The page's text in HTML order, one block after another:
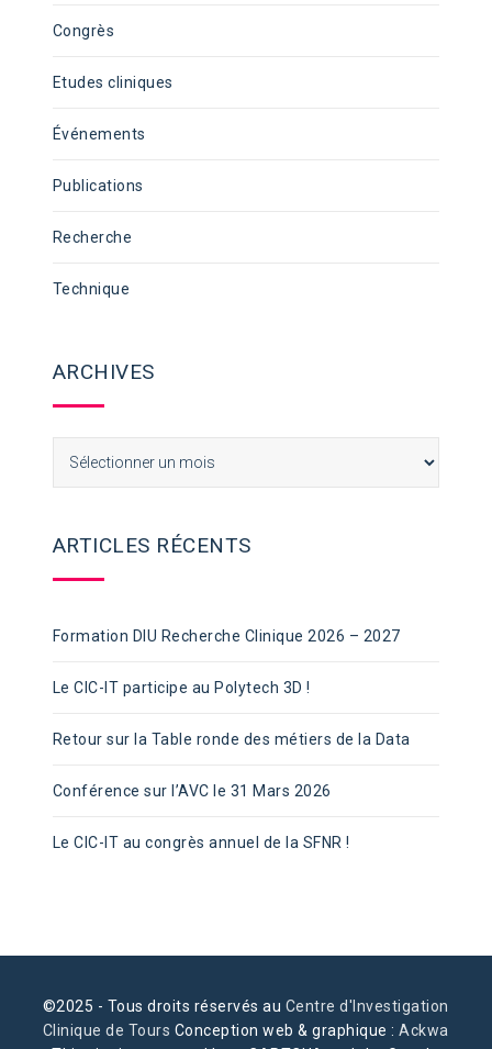
Congrès
Etudes cliniques
Événements
Publications
Recherche
Technique
ARCHIVES
ARTICLES RÉCENTS
Formation DIU Recherche Clinique 2026 – 2027
Le CIC-IT participe au Polytech 3D !
Retour sur la Table ronde des métiers de la Data
Conférence sur l’AVC le 31 Mars 2026
Le CIC-IT au congrès annuel de la SFNR !
©2025 - Tous droits réservés au Centre d'Investigation
Clinique de Tours Conception web & graphique :Ackwa